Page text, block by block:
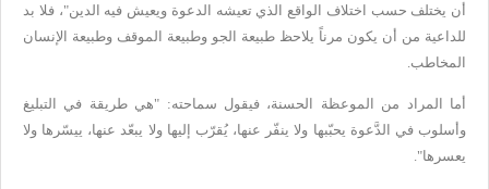
أن يختلف حسب اختلاف الواقع الذي تعيشه الدعوة ويعيش فيه الدين"، فلا بد
للداعية من أن يكون مرناً يلاحظ طبيعة الجو وطبيعة الموقف وطبيعة الإنسان
المخاطب
أما المراد من الموعظة الحسنة، فيقول سماحته: "هي طريقة في
التبليغ
وأسلوب في الدَّعوة يحبّبها ولا ينفّر عنها، يُقرّب إليها ولا يبعّد عنها، ييسّرها ولا
يعسرها".